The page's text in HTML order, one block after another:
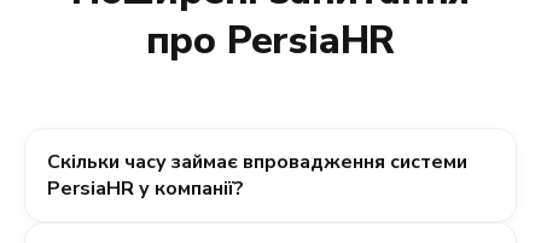
про PersiaHR
Скільки часу займає впровадження системи
PersiaHR у компанії?